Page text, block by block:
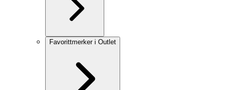
Favorittmerker i Outlet